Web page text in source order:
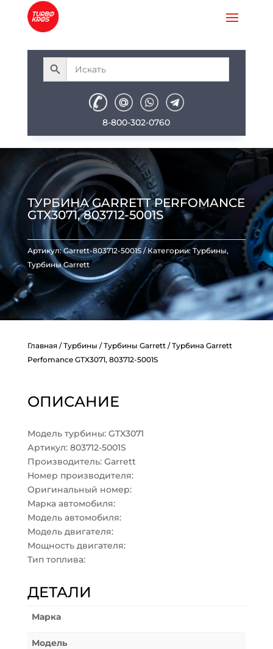
8-800-302-0760
ТУРБИНА GARRETT PERFOMANCE
GTX3071, 803712-5001S
Артикул:Garrett-803712-5001S Категории:Турбины,
Турбины Garrett
Главная/Турбины /Турбины Garrett/ Турбина Garrett
Perfomance GTX3071, 803712-5001S
ОПИСАНИЕ
Модель турбины: GTX3071
Артикул: 803712-5001S
Производитель: Garrett
Номер производителя:
Оригинальный номер:
Марка автомобиля:
Модель автомобиля:
Модель двигателя:
Мощность двигателя:
Тип топлива:
ДЕТАЛИ
Марка
Модель